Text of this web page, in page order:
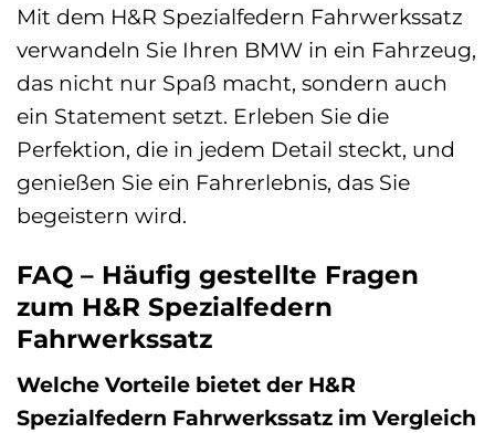
Mit dem H&R Spezialfedern Fahrwerkssatz
verwandeln Sie Ihren BMW in ein Fahrzeug,
das nicht nur Spaß macht, sondern auch
ein Statement setzt. Erleben Sie die
Perfektion, die in jedem Detail steckt, und
genießen Sie ein Fahrerlebnis, das Sie
begeistern wird.
FAQ – Häufig gestellte Fragen
zum H&R Spezialfedern
Fahrwerkssatz
Welche Vorteile bietet der H&R
Spezialfedern Fahrwerkssatz im Vergleich